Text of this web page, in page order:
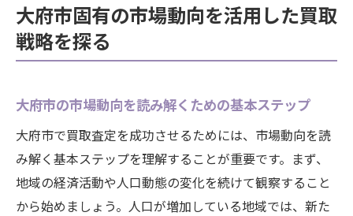
大府市固有の市場動向を活用した買取
戦略を探る
大府市の市場動向を読み解くための基本ステップ
大府市で買取査定を成功させるためには、市場動向を読
み解く基本ステップを理解することが重要です。まず、
地域の経済活動や人口動態の変化を続けて観察すること
から始めましょう。人口が増加している地域では、新た